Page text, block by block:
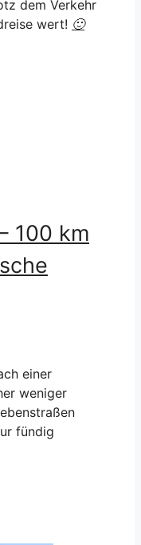
dem Verkehr
wert! 🙂
100 km
einer
weniger
fündig